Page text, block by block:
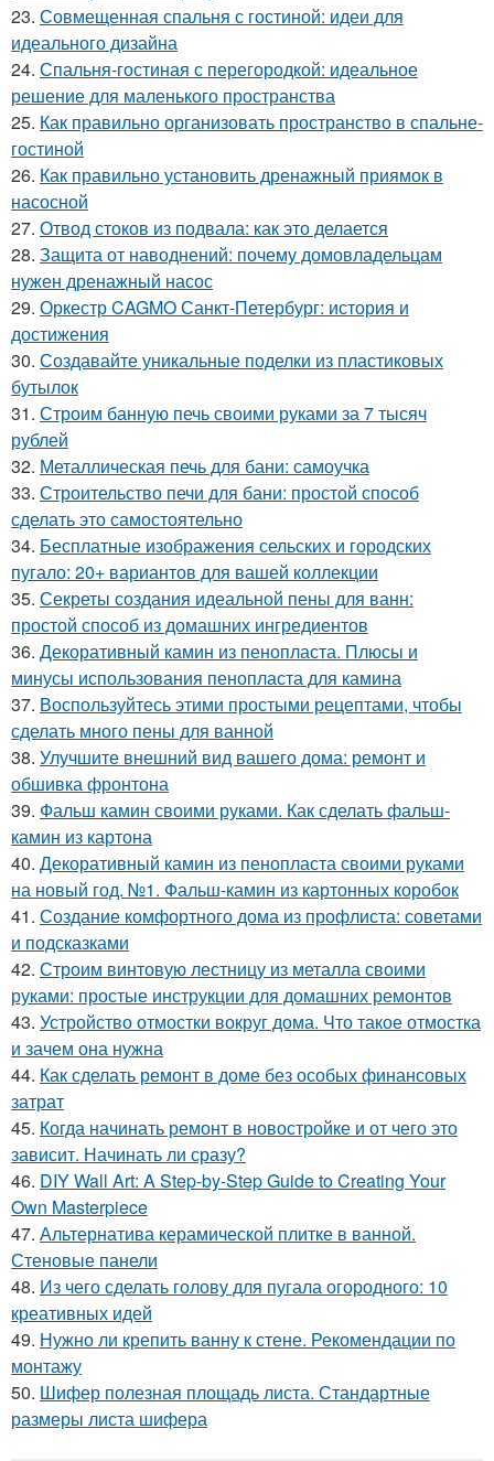
23. Совмещенная спальня с гостиной: идеи для
идеального дизайна
24. Спальня-гостиная с перегородкой: идеальное
решение для маленького пространства
25. Как правильно организовать пространство в спальне-
гостиной
26. Как правильно установить дренажный приямок в
насосной
27. Отвод стоков из подвала: как это делается
28. Защита от наводнений: почему домовладельцам
нужен дренажный насос
29. Оркестр CAGMO Санкт-Петербург: история и
достижения
30. Создавайте уникальные поделки из пластиковых
бутылок
31. Строим банную печь своими руками за 7 тысяч
рублей
32. Металлическая печь для бани: самоучка
33. Строительство печи для бани: простой способ
сделать это самостоятельно
34. Бесплатные изображения сельских и городских
пугало: 20+ вариантов для вашей коллекции
35. Секреты создания идеальной пены для ванн:
простой способ из домашних ингредиентов
36. Декоративный камин из пенопласта. Плюсы и
минусы использования пенопласта для камина
37. Воспользуйтесь этими простыми рецептами, чтобы
сделать много пены для ванной
38. Улучшите внешний вид вашего дома: ремонт и
обшивка фронтона
39. Фальш камин своими руками. Как сделать фальш-
камин из картона
40. Декоративный камин из пенопласта своими руками
на новый год. №1. Фальш-камин из картонных коробок
41. Создание комфортного дома из профлиста: советами
и подсказками
42. Строим винтовую лестницу из металла своими
руками: простые инструкции для домашних ремонтов
43. Устройство отмостки вокруг дома. Что такое отмостка
и зачем она нужна
44. Как сделать ремонт в доме без особых финансовых
затрат
45. Когда начинать ремонт в новостройке и от чего это
зависит. Начинать ли сразу?
46. DIY Wall Art: A Step-by-Step Guide to Creating Your
Own Masterpiece
47. Альтернатива керамической плитке в ванной.
Стеновые панели
48. Из чего сделать голову для пугала огородного: 10
креативных идей
49. Нужно ли крепить ванну к стене. Рекомендации по
монтажу
50. Шифер полезная площадь листа. Стандартные
размеры листа шифера